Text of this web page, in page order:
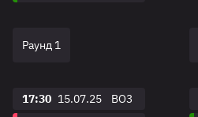
Раунд 1
17:30 15.07.25
BO3